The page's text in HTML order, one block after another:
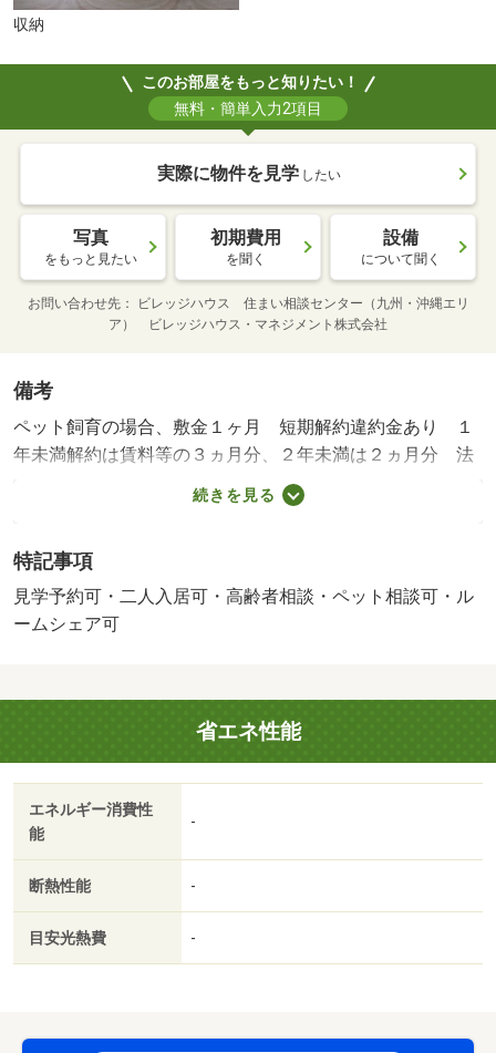
収納
このお部屋をもっと知りたい！
無料・簡単入力2項目
実際に物件を見学 したい
写真
をもっと見たい
初期費用
を聞く
設備
について聞く
お問い合わせ先
ビレッジハウス 住まい相談センター（九州・沖縄エリ
ア） ビレッジハウス・マネジメント株式会社
備考
ペット飼育の場合、敷金１ヶ月 短期解約違約金あり １
年未満解約は賃料等の３ヵ月分、２年未満は２ヵ月分 法
人契約の場合、賃料等の契約条件が異なる場合あり 審査
結果により敷金や連帯保証人を必要とする場合あり オプ
屋の仕様により設置できない場合あり 【設備・特記事項
備考】学生歓迎/賃貸戸数:24戸
続きを見る
特記事項
見学予約可・二人入居可・高齢者相談・ペット相談可・ル
ームシェア可
省エネ性能
エネルギー消費性
能
-
断熱性能 -
目安光熱費 -